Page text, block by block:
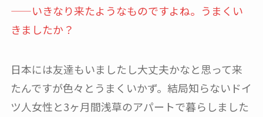
——いきなり来たようなものですよね。うまくい
きましたか？
日本には友達もいましたし大丈夫かなと思って来
たんですが色々とうまくいかず。結局知らないドイ
ツ人女性と3ヶ月間浅草のアパートで暮らしました